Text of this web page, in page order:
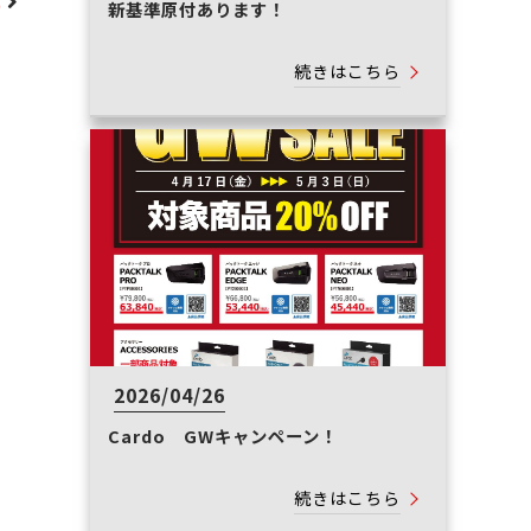
新基準原付あります！
続きはこちら
2026/04/26
Cardo GWキャンペーン！
続きはこちら